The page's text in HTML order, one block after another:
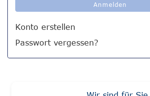
Anmelden
Konto erstellen
Passwort vergessen?